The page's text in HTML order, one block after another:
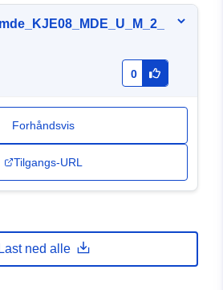
0
Forhåndsvis
Tilgangs-URL
Last ned alle